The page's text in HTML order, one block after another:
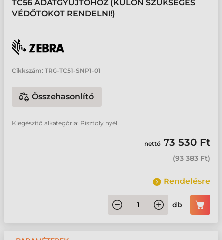
TC56 ADATGYŰJTŐHÖZ (KÜLÖN SZÜKSÉGES
VÉDŐTOKOT RENDELNI!)
Cikkszám: TRG-TC51-SNP1-01
Összehasonlító
Kiegészítő alkategória: Pisztoly nyél
nettó 73 530 Ft
(93 383 Ft)
Rendelésre
db